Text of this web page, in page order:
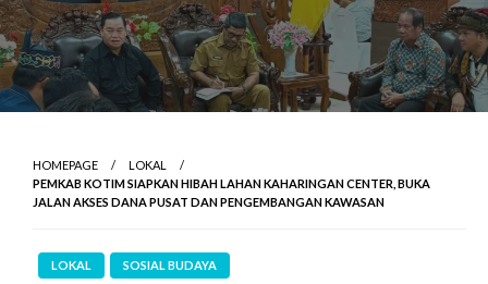
HOMEPAGE
LOKAL
PEMKAB KOTIM SIAPKAN HIBAH LAHAN KAHARINGAN CENTER, BUKA
JALAN AKSES DANA PUSAT DAN PENGEMBANGAN KAWASAN
LOKAL SOSIAL BUDAYA